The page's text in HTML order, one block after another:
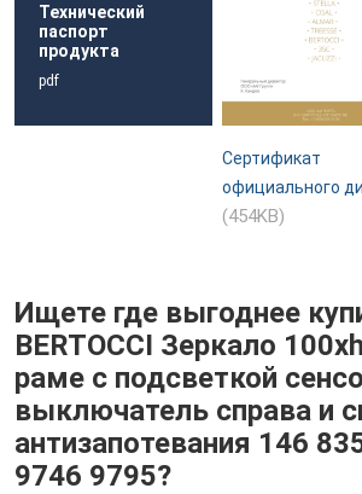
Технический
паспорт
продукта
pdf
Сертификат
официального
(454KB)
Ищете где выгоднее
BERTOCCI Зеркало
раме с подсветкой
выключатель справа и
антизапотевания 146
9746 9795?